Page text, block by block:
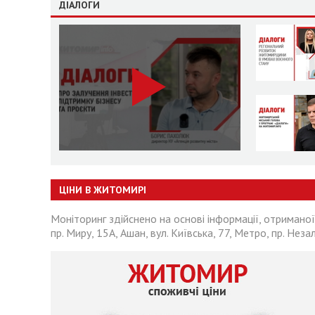
ДІАЛОГИ
ЦІНИ В ЖИТОМИРІ
Моніторинг здійснено на основі інформації,
пр. Миру, 15А, Ашан, вул. Київська, 77, Метро, пр.